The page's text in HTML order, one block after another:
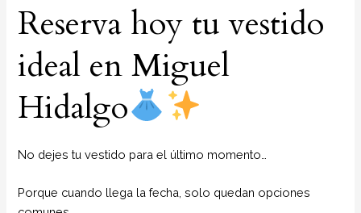
Reserva hoy tu vestido
ideal en Miguel
Hidalgo
No dejes tu vestido para el último momento…
Porque cuando llega la fecha, solo quedan opciones